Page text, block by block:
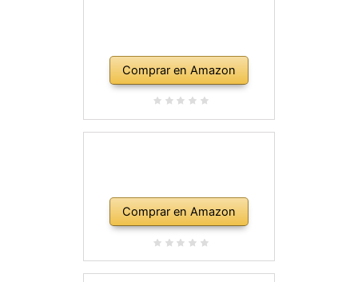
Comprar en Amazon
Comprar en Amazon